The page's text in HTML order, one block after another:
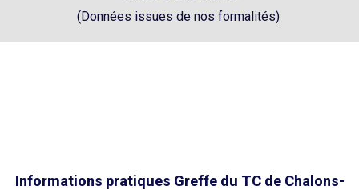
(Données issues de nos formalités)
Informations pratiques Greffe du TC de Chalons-